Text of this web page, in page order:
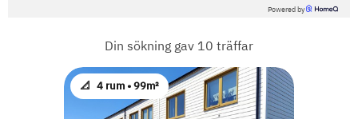
Powered by
Din sökning gav 10 träffar
📐 4 rum •99m²